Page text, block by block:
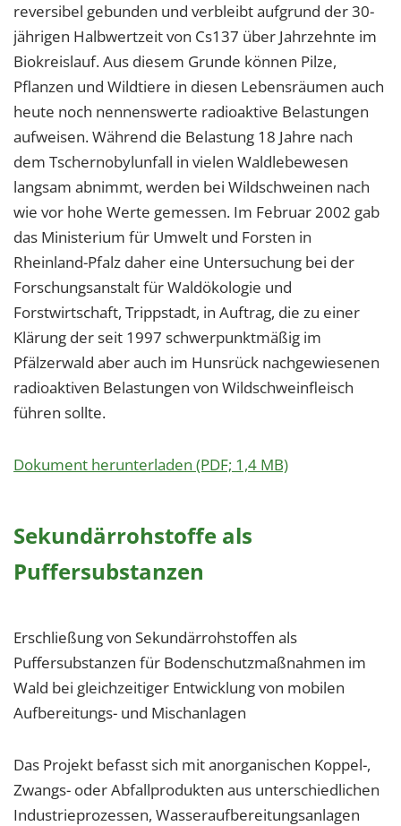
reversibel gebunden und verbleibt aufgrund der 30-
jährigen Halbwertzeit von Cs137 über Jahrzehnte im
Biokreislauf. Aus diesem Grunde können Pilze,
Pflanzen und Wildtiere in diesen Lebensräumen auch
heute noch nennenswerte radioaktive Belastungen
aufweisen. Während die Belastung 18 Jahre nach
dem Tschernobylunfall in vielen Waldlebewesen
langsam abnimmt, werden bei Wildschweinen nach
wie vor hohe Werte gemessen. Im Februar 2002 gab
das Ministerium für Umwelt und Forsten in
Rheinland-Pfalz daher eine Untersuchung bei der
Forschungsanstalt für Waldökologie und
Forstwirtschaft, Trippstadt, in Auftrag, die zu einer
Klärung der seit 1997 schwerpunktmäßig im
Pfälzerwald aber auch im Hunsrück nachgewiesenen
radioaktiven Belastungen von Wildschweinfleisch
führen sollte.
Dokument herunterladen (PDF; 1,4 MB)
Sekundärrohstoffe als
Puffersubstanzen
Erschließung von Sekundärrohstoffen als
Puffersubstanzen für Bodenschutzmaßnahmen im
Wald bei gleichzeitiger Entwicklung von mobilen
Aufbereitungs- und Mischanlagen
Das Projekt befasst sich mit anorganischen Koppel-,
Zwangs- oder Abfallprodukten aus unterschiedlichen
Industrieprozessen, Wasseraufbereitungsanlagen